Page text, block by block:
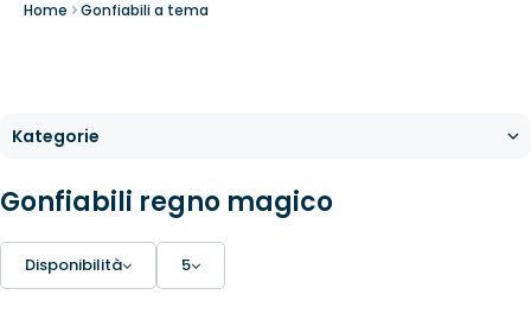
Home Gonfiabili a tema
Gonfiabili regno magico
Disponibilità 5